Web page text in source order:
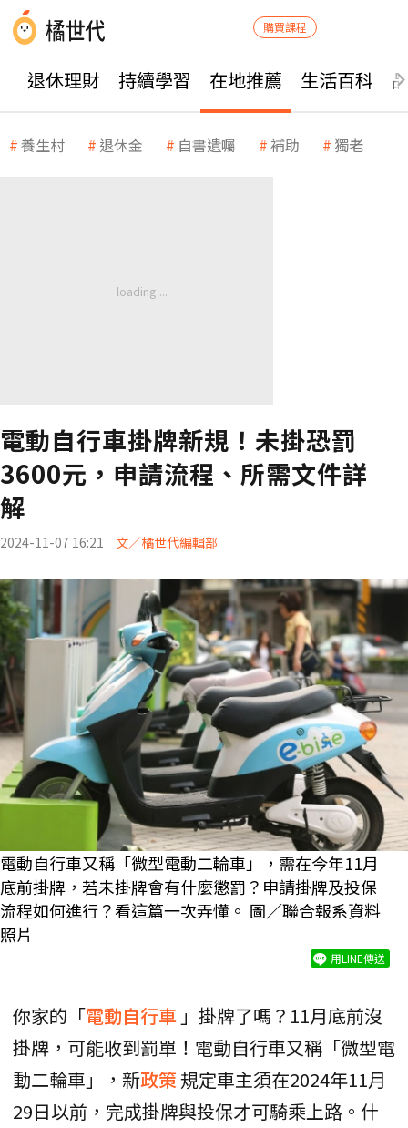
購買課程
退休理財 持續學習 在地推薦 生活百科
養生村 退休金 自書遺囑 補助 獨老
電動自行車掛牌新規！未掛恐罰
3600元，申請流程、所需文件詳
解
2024-11-07 16:21 文／橘世代編輯部
電動自行車又稱「微型電動二輪車」，需在今年11月
底前掛牌，若未掛牌會有什麼懲罰？申請掛牌及投保
流程如何進行？看這篇一次弄懂。 圖／聯合報系資料
照片
用LINE傳送
你家的「電動自行車 」掛牌了嗎？11月底前沒
掛牌，可能收到罰單！電動自行車又稱「微型電
動二輪車」，新政策規定車主須在2024年11月
29日以前，完成掛牌與投保才可騎乘上路。什